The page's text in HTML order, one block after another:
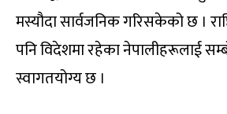
मस्यौदा सार्वजनिक गरिसकेको छ ।
पनि विदेशमा रहेका नेपालीहरूलाई
स्वागतयोग्य छ ।